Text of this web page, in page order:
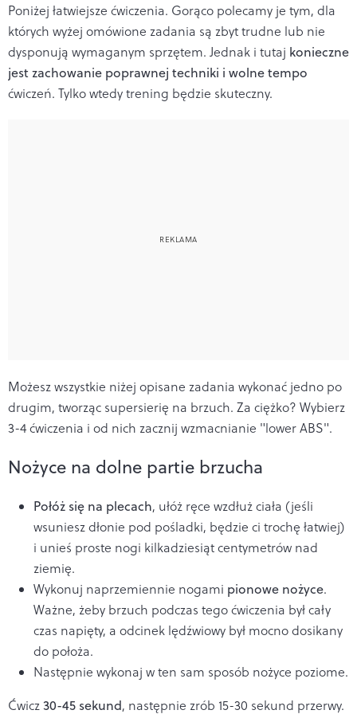
Poniżej łatwiejsze ćwiczenia. Gorąco polecamy je tym, dla
których wyżej omówione zadania są zbyt trudne lub nie
dysponują wymaganym sprzętem. Jednak i tutaj konieczne
jest zachowanie poprawnej techniki i wolne tempo
ćwiczeń. Tylko wtedy trening będzie skuteczny.
Możesz wszystkie niżej opisane zadania wykonać jedno po
drugim, tworząc supersierię na brzuch. Za ciężko? Wybierz
3-4 ćwiczenia i od nich zacznij wzmacnianie "lower ABS".
Nożyce na dolne partie brzucha
Połóż się na plecach, ułóż ręce wzdłuż ciała (jeśli
wsuniesz dłonie pod pośladki, będzie ci trochę łatwiej)
i unieś proste nogi kilkadziesiąt centymetrów nad
ziemię.
Wykonuj naprzemiennie nogami pionowe nożyce.
Ważne, żeby brzuch podczas tego ćwiczenia był cały
czas napięty, a odcinek lędźwiowy był mocno dosikany
do położa.
Następnie wykonaj w ten sam sposób nożyce poziome.
Ćwicz30-45 sekund, następnie zrób 15-30 sekund przerwy.